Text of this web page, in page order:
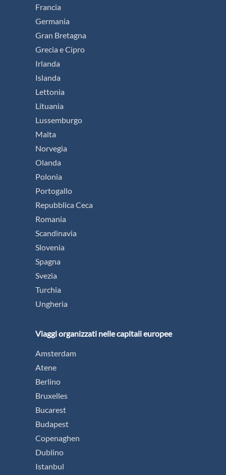
Francia
Germania
Gran Bretagna
Grecia e Cipro
Irlanda
Islanda
Lettonia
Lituania
Lussemburgo
Malta
Norvegia
Olanda
Polonia
Portogallo
Repubblica Ceca
Romania
Scandinavia
Slovenia
Spagna
Svezia
Turchia
Ungheria
Viaggi organizzati nelle capitali europee
Amsterdam
Atene
Berlino
Bruxelles
Bucarest
Budapest
Copenaghen
Dublino
Istanbul